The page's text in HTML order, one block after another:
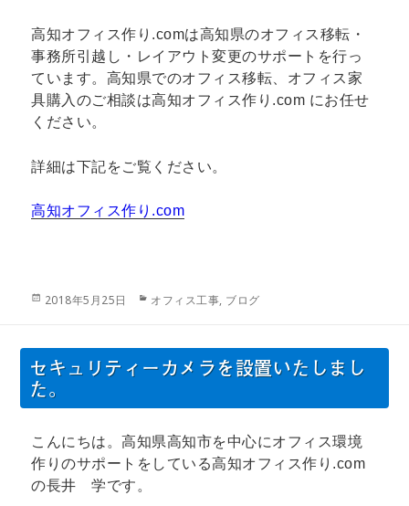
高知オフィス作り.comは高知県のオフィス移転・
事務所引越し・レイアウト変更のサポートを行っ
ています。高知県でのオフィス移転、オフィス家
具購入のご相談は高知オフィス作り.com にお任せ
ください。
詳細は下記をご覧ください。
高知オフィス作り.com
投
2018年5月25日
カ
リ
ー
オフィス工事, ブログ
セキュリティーカメラを設置いたしまし
た。
こんにちは。高知県高知市を中心にオフィス環境
作りのサポートをしている高知オフィス作り.com
の長井 学です。